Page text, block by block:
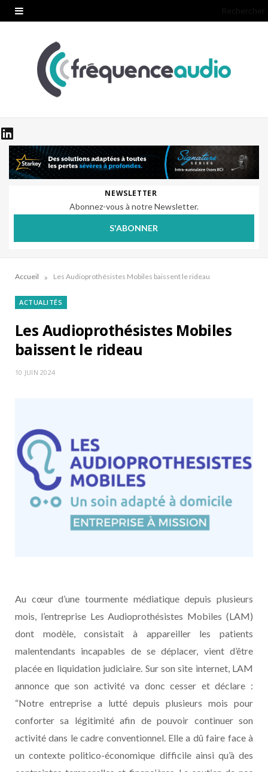
NEWSLETTER
Abonnez-vous à notre Newsletter.
S'ABONNER
Accueil » Les Audioprothésistes Mobiles baissent le rideau
ACTUALITÉS
Les Audioprothésistes Mobiles
baissent le rideau
10 JUIN 2024
Au cœur d’une tourmente médiatique depuis plusieurs
mois, l’entreprise Les Audioprothésistes Mobiles (LAM)
dont modèle, consistait à appareiller les patients
malentendants incapables de se déplacer, vient d’être
placée en liquidation judiciaire. Sur son site internet, LAM
annonce que son activité va donc cesser et déclare :
“Notre entreprise a lutté depuis plusieurs mois pour
conforter sa légitimité afin de pouvoir continuer son
activité dans le cadre conventionnel. Elle a dû faire face à
un contexte politico-économique difficile ainsi qu’à des